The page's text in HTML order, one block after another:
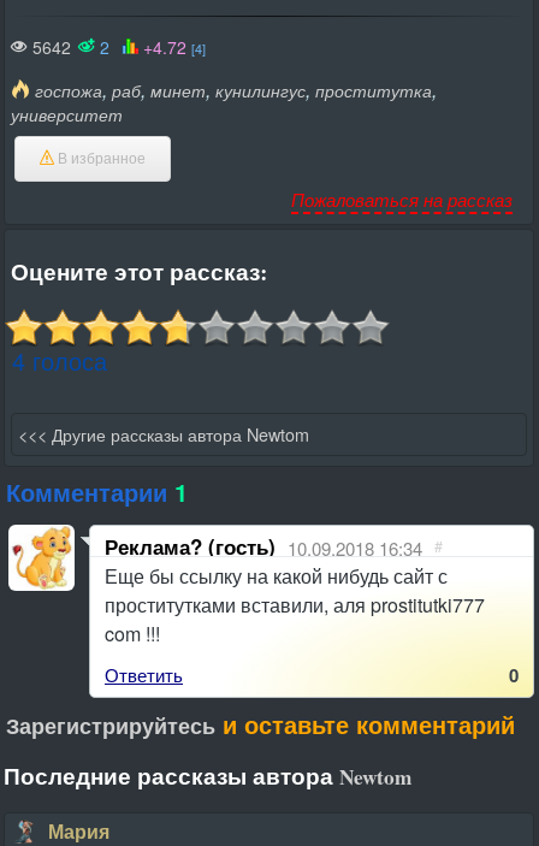
5642 2 +4.72 [4]
госпожа, раб, минет, кунилингус, проститутка,
университет
В избранное
Пожаловаться на рассказ
Оцените этот рассказ:
4 голоса
<<< Другие рассказы автора Newtom
Комментарии 1
Реклама? (гость) 10.09.2018 16:34 #
Еще бы ссылку на какой нибудь сайт с
проститутками вставили, аля prostitutki777
com !!!
Ответить 0
Зарегистрируйтесь и оставьте комментарий
Последние рассказы автора Newtom
Мария